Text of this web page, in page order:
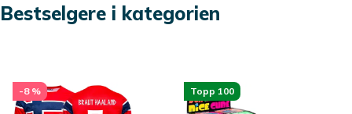
Bestselgere i kategorien
-8 % Topp 100